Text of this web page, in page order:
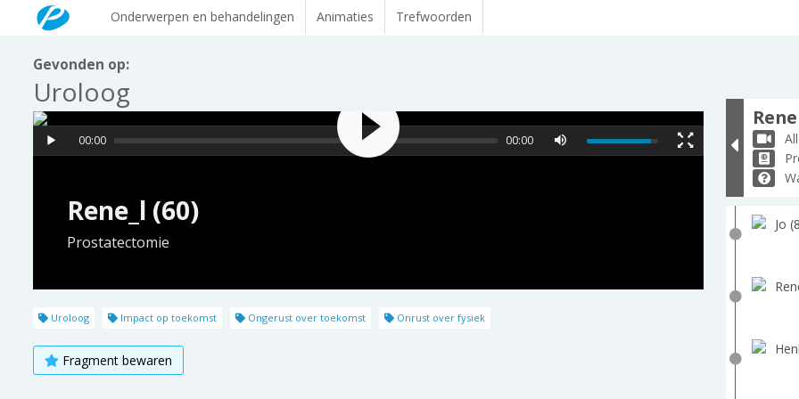
Onderwerpen en behandelingen Animaties Trefwoorden
Gevonden op:
Uroloog
Rene_l (60)
Prostatectomie
00:00 00:00
Uroloog Impact op toekomst Ongerust over toekomst Onrust over fysiek
Fragment bewaren
Jo